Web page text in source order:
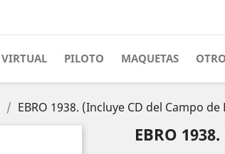
VIRTUAL PILOTO MAQUETAS
EBRO 1938. (Incluye CD del Campo de
EBRO